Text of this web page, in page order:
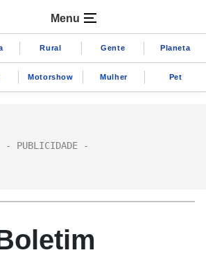
Menu
Rural Gente Planeta
Motorshow Mulher Pet